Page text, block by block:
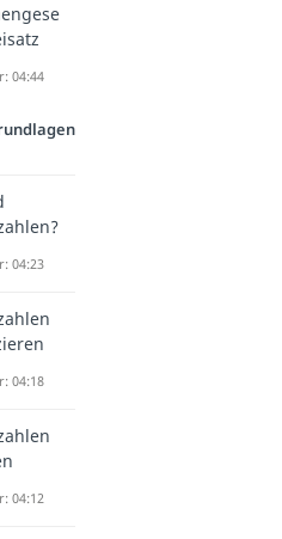
04:44
04:23
04:18
04:12